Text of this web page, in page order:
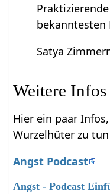
Satya
Weitere Infos
Hier ein paar
Wurzelhüter zu
Angst Podcast
Angst - Podcast